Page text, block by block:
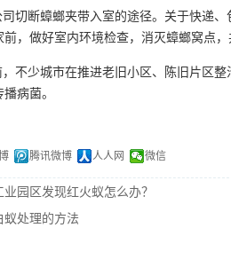
切断蟑螂夹带入室的途径。关于快递
，做好室内环境检查，消灭蟑螂窝点
不少城市在推进老旧小区、陈旧片区
病菌。
腾讯微博 人人网 微信
园区发现红火蚁怎么办？
蚁处理的方法